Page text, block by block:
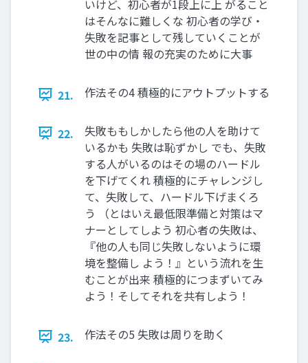
いけど、初心者が1段上に上 がること
はそんなに難しくな 初心者の学び・
失敗を記事として残していくことが
世の中の情 報の充実のために大事
21. 作法その4 積極的にアウトプットする
22.
失敗ももしかしたら他の人を助けて
いるかも 失敗は恥ずかし でも、失敗
する人がいるのはその場のハードル
を下げてくれ 積極的にチャレンジし
て、失敗して、ハードル下げまくろ
う （とはいえ最低限準備と対策はマ
ナーとしてしよう 初心者の失敗は、
『他の人も同じ失敗しないように環
境を整備し よう！』という流れを生
むことが出来 積極的につまずいてみ
よう！そしてそれを共有しよう！
23. 作法その5 失敗は周りを助く